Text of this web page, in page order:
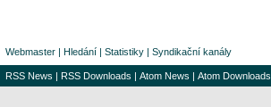
Webmaster | Hledání | Statistiky | Syndikační kanály
RSS News | RSS Downloads | Atom News | Atom Downloads